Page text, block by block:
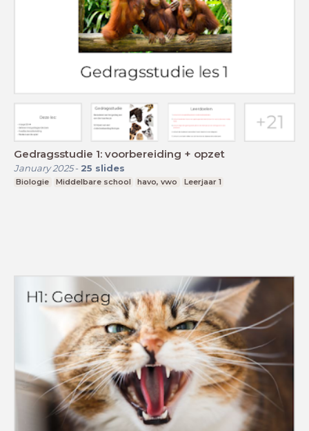
Gedragsstudie 1: voorbereiding + opzet
January 2025- 25 slides
Biologie Middelbare school havo, vwo Leerjaar 1